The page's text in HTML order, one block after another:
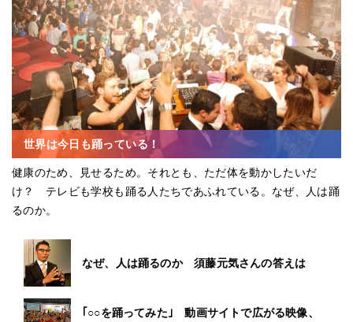
世界は今日も踊っている！
健康のため、見せるため。それとも、ただ体を動かしたいだ
け？ テレビも学校も踊る人たちであふれている。なぜ、人は踊
るのか。
なぜ、人は踊るのか 須藤元気さんの答えは
｢○○を踊ってみた｣ 動画サイトで広がる映像、